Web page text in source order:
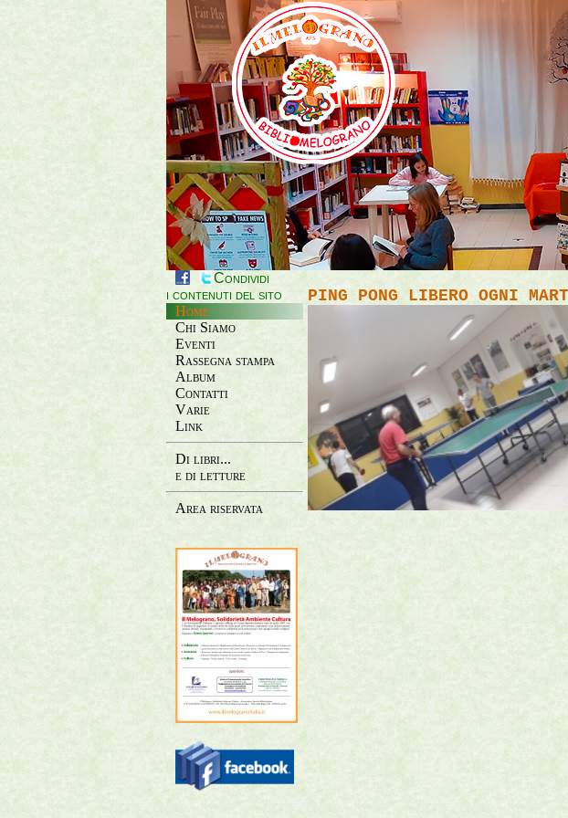
Condividi
i contenuti del sito
Home
Chi Siamo
Eventi
Rassegna stampa
Album
Contatti
Varie
Link
Di libri...
e di letture
Area riservata
PING PONG LIBERO OGNI